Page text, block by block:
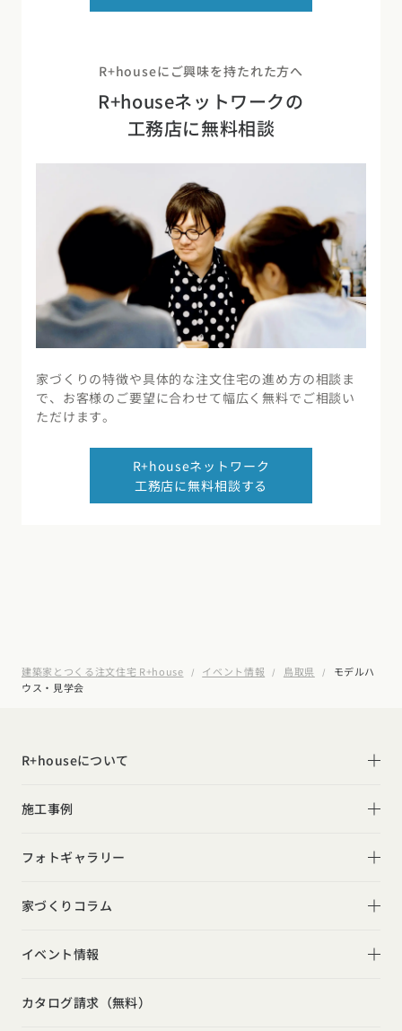
R+houseにご興味を持たれた方へ
R+houseネットワークの
工務店に無料相談
家づくりの特徴や具体的な注文住宅の進め方の相談ま
で、お客様のご要望に合わせて幅広く無料でご相談い
ただけます。
R+houseネットワーク
工務店に無料相談する
建築家とつくる注文住宅 R+house イベント情報 鳥取県
モデルハ
ウス・見学会
R+houseについて
R+houseについて
家づくりの流れ
選べる仕様
施工事例
施工事例一覧
スキップフロア
勾配天井
フォトギャラリー
フォトギャラリー
吹き抜け
家づくりコラム
家づくりコラム一覧
イベント情報
イベント情報一覧
カタログ請求（無料）
カタログ 請求